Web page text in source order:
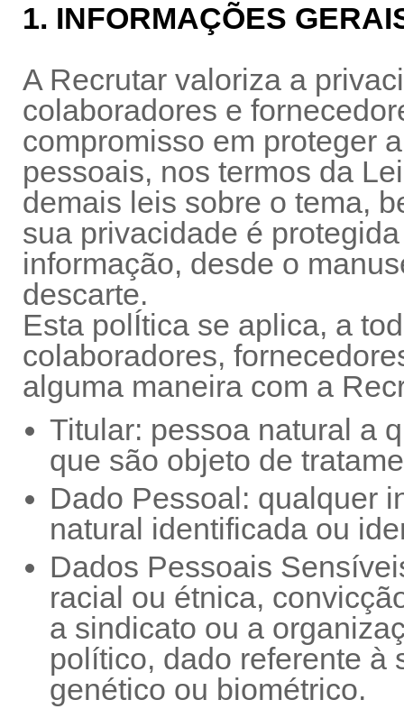
1. INFORMAÇÕES
A Recrutar valoriza a
colaboradores e
compromisso em proteger
pessoais, nos termos da
demais leis sobre o tema,
sua privacidade é
informação, desde o
descarte.
Esta polÍtica se aplica, a
colaboradores,
alguma maneira com a
Titular: pessoa natural a
que são objeto de
Dado Pessoal: qualquer
natural identificada ou
Dados Pessoais
racial ou étnica,
a sindicato ou a
político, dado referente à
genético ou biométrico.